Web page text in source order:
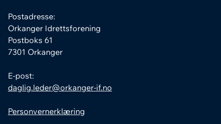
Postadresse:
Orkanger Idrettsforening
Postboks 61
7301 Orkanger
E-post:
daglig.leder@orkanger-if.no
Personvernerklæring